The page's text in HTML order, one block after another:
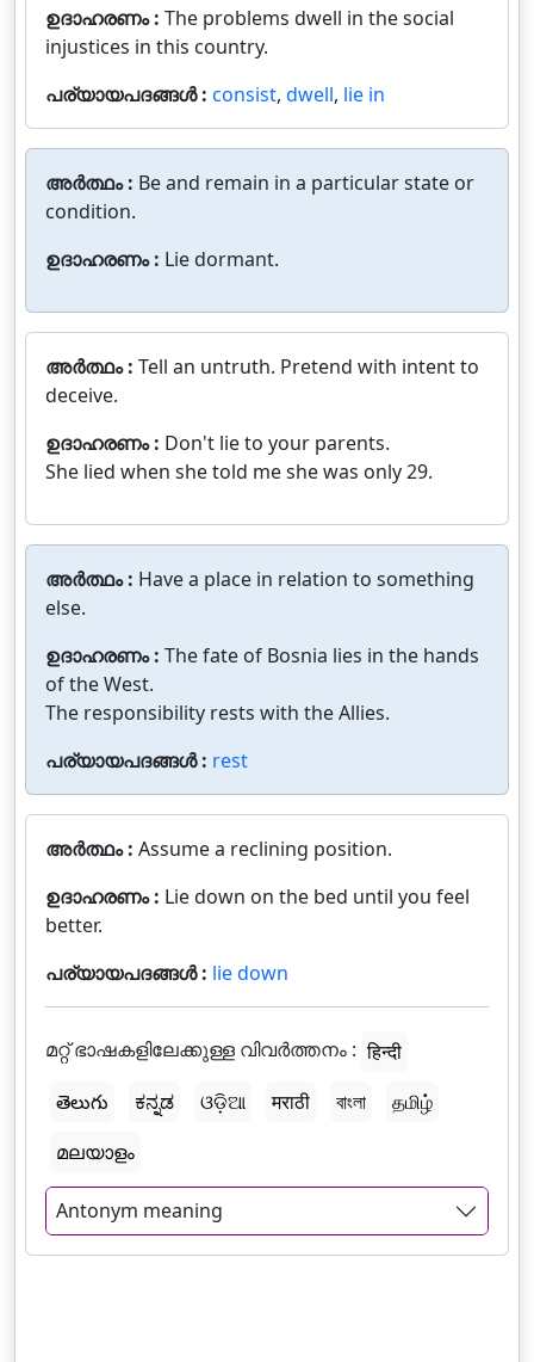
ഉദാഹരണം : The problems dwell in the social
injustices in this country.
പര്യായപദങ്ങൾ : consist, dwell, lie in
അർത്ഥം : Be and remain in a particular state or
condition.
ഉദാഹരണം : Lie dormant.
അർത്ഥം : Tell an untruth. Pretend with intent to
deceive.
ഉദാഹരണം : Don't lie to your parents.
She lied when she told me she was only 29.
അർത്ഥം : Have a place in relation to something
else.
ഉദാഹരണം : The fate of Bosnia lies in the hands
of the West.
The responsibility rests with the Allies.
പര്യായപദങ്ങൾ : rest
അർത്ഥം : Assume a reclining position.
ഉദാഹരണം : Lie down on the bed until you feel
better.
പര്യായപദങ്ങൾ : lie down
മറ്റ് ഭാഷകളിലേക്കുള്ള വിവർത്തനം : हिन्दी
తెలుగు
ಕನ್ನಡ ଓଡ଼ିଆ मराठी বাংলা
தமிழ்
മലയാളം
Antonym meaning